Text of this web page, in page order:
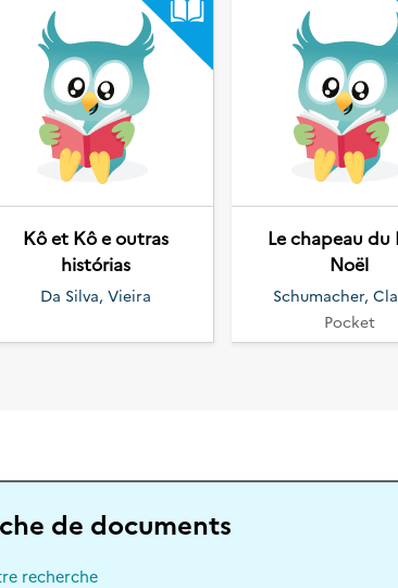
Kô et Kô e outras
histórias
Da Silva, Vieira
Le chapeau du
Noël
Schumacher,
Pocket
de documents
recherche